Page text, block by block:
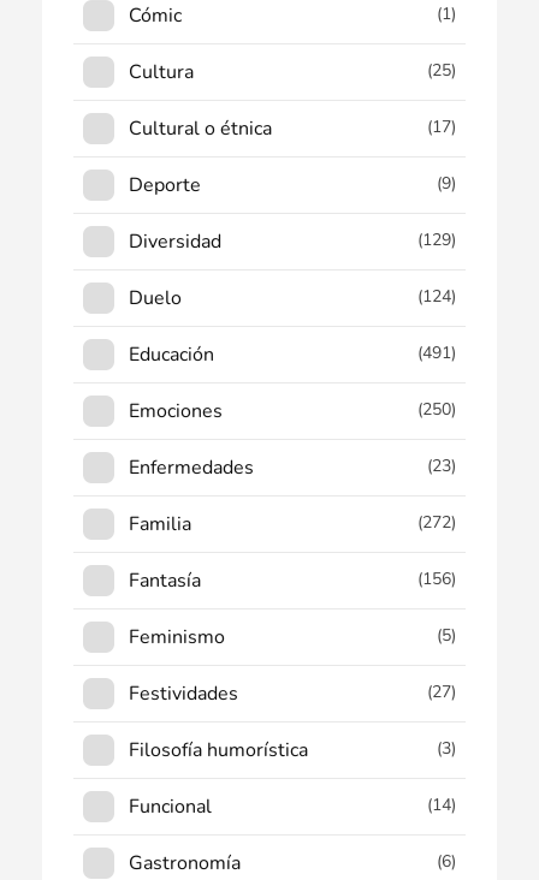
Cómic (1)
Cultura (25)
Cultural o étnica (17)
Deporte (9)
Diversidad (129)
Duelo (124)
Educación (491)
Emociones (250)
Enfermedades (23)
Familia (272)
Fantasía (156)
Feminismo (5)
Festividades (27)
Filosofía humorística (3)
Funcional (14)
Gastronomía (6)